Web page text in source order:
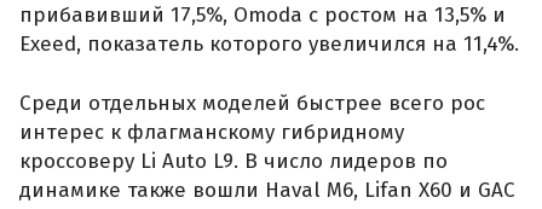
прибавивший 17,5%, Omoda с ростом на 13,5% и
Exeed, показатель которого увеличился на 11,4%.
Среди отдельных моделей быстрее всего рос
интерес к флагманскому гибридному
кроссоверу Li Auto L9. В число лидеров по
динамике также вошли Haval M6, Lifan X60 и GAC